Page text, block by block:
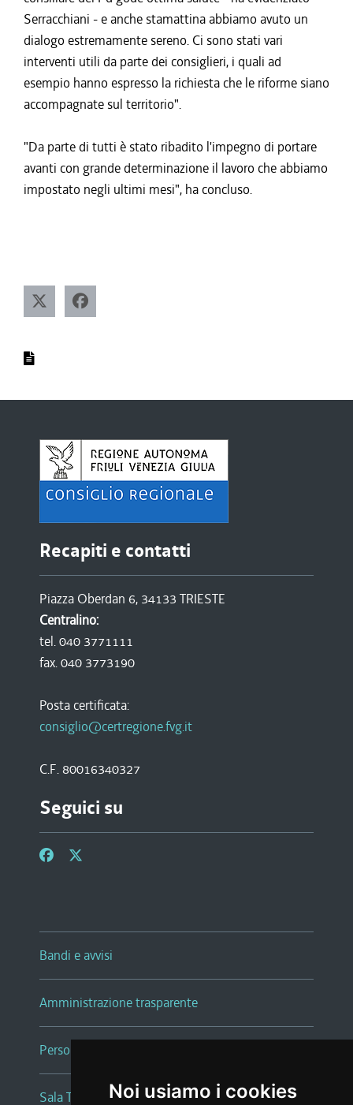
Noi usiamo i cookies
Serracchiani - e anche stamattina abbiamo avuto un
dialogo estremamente sereno. Ci sono stati vari
interventi utili da parte dei consiglieri, i quali ad
esempio hanno espresso la richiesta che le riforme siano
accompagnate sul territorio".
"Da parte di tutti è stato ribadito l'impegno di portare
avanti con grande determinazione il lavoro che abbiamo
impostato negli ultimi mesi", ha concluso.
Recapiti e contatti
Piazza Oberdan 6, 34133 TRIESTE
Centralino:
tel. 040 3771111
fax. 040 3773190
Posta certificata:
consiglio@certregione.fvg.it
C.F. 80016340327
Seguici su
Bandi e avvisi
Amministrazione trasparente
Persone e Uffici
Sala Tiziano Tessitori